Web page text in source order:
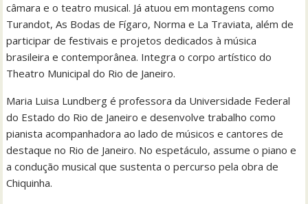
câmara e o teatro musical. Já atuou em montagens como
Turandot, As Bodas de Fígaro, Norma e La Traviata, além de
participar de festivais e projetos dedicados à música
brasileira e contemporânea. Integra o corpo artístico do
Theatro Municipal do Rio de Janeiro.
Maria Luisa Lundberg é professora da Universidade Federal
do Estado do Rio de Janeiro e desenvolve trabalho como
pianista acompanhadora ao lado de músicos e cantores de
destaque no Rio de Janeiro. No espetáculo, assume o piano e
a condução musical que sustenta o percurso pela obra de
Chiquinha.